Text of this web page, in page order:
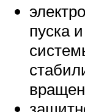
пуска